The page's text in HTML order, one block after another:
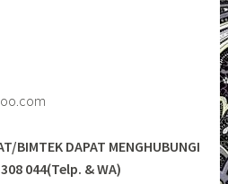
BIMTEK DAPAT MENGHUBUNGI
044(Telp. & WA)